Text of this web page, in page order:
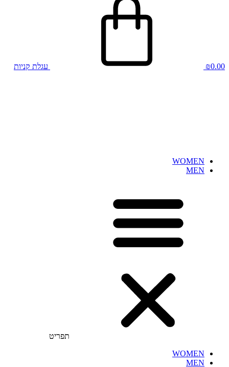
₪0.00 עגלת קניות
WOMEN
MEN
תפריט
WOMEN
MEN